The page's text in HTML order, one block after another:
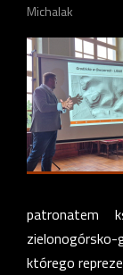
Michalak
patronatem
którego